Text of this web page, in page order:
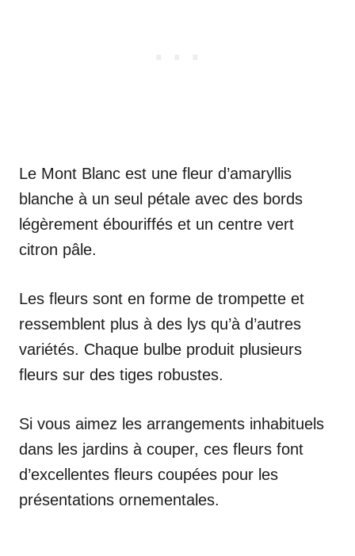
Le Mont Blanc est une fleur d’amaryllis
blanche à un seul pétale avec des bords
légèrement ébouriffés et un centre vert
citron pâle.
Les fleurs sont en forme de trompette et
ressemblent plus à des lys qu’à d’autres
variétés. Chaque bulbe produit plusieurs
fleurs sur des tiges robustes.
Si vous aimez les arrangements inhabituels
dans les jardins à couper, ces fleurs font
d’excellentes fleurs coupées pour les
présentations ornementales.